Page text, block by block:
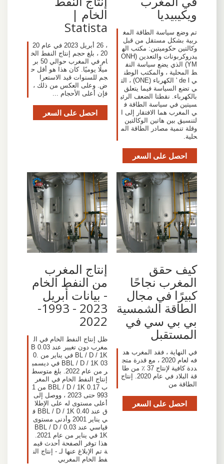
ويكيبيديا
تم وضع سياسة الطاقة المغ
ربية بشكل مستقل من قبل
وكالتين حكوميتين: مكتب اله
يدروكربونات والتعدين (ONH
YM) الذي يضع سياسة النف
ط المحلية ، والمكتب الوطن
ي de l ' الكهرباء (ONE) ، الت
ي تضع السياسة فيما يتعلق
بالكهرباء. نقطتا الضعف الرئي
سيتين في سياسة الطاقة ف
ي المغرب هما الافتقار إلى ا
لتنسيق بين هاتين الوكالتين
وقلة تنمية مصادر الطاقة الم
حلية.
احصل على السعر
الخام |
Statista
، 26 أبريل 2023 في عام 20
20 ، بلغ حجم إنتاج النفط الخ
ام في المغرب حوالي 50 بر
ميلًا يوميًا. كان هذا هو أقل ح
جم للسنوات قيد الاستعرا
ض. وعلى العكس من ذلك ،
فإن أعلى الأحجام ...
احصل على السعر
كيف حقق
المغرب نجاحًا
كبيرًا في مجال
الطاقة الشمسية
بي بي سي في
المستقبل
في النهاية ، فقد المغرب هد
فه لعام 2020 ، مع قدرة متج
ددة كافية لإنتاج 37 ٪ من طا
قة البلاد في عام 2020. إنتاج
الطاقة من
احصل على السعر
إنتاج المغرب
من النفط الخام
- بيانات أبريل
2023 - 1993-
2022
ظل إنتاج النفط الخام في ال
مغرب دون تغيير عند 0.03 B
BL / D / 1K في يناير من 0.
03 BBL / D / 1K في ديسمب
ر من عام 2022. بلغ متوسط
إنتاج النفط الخام في المغر
ب 0.17 BBL / D / 1K من 1
993 حتى 2023 ، ووصل إلى
أعلى مستوى له على الإطلا
ق عند 0.40 BBL / D / 1K ف
ي يناير 2001 وأدنى مستوى
قياسي عند 0.03 BBL / D /
1K في يناير من عام 2021.
هذا توفر الصفحة أحدث قيم
ة تم الإبلاغ عنها لـ - إنتاج الن
فط الخام المغربي